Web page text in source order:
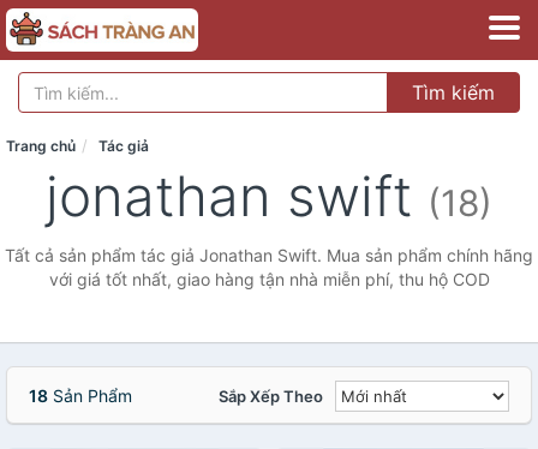
Tìm kiếm
Trang chủ Tác giả
jonathan swift (18)
Tất cả sản phẩm tác giả Jonathan Swift. Mua sản phẩm chính hãng
với giá tốt nhất, giao hàng tận nhà miễn phí, thu hộ COD
18 Sản Phẩm Sắp Xếp Theo